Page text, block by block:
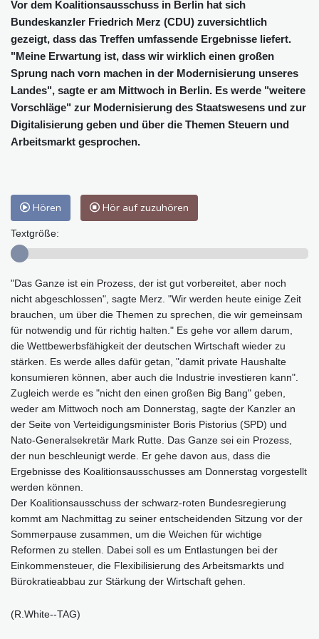
Vor dem Koalitionsausschuss in Berlin hat sich
Bundeskanzler Friedrich Merz (CDU) zuversichtlich
gezeigt, dass das Treffen umfassende Ergebnisse liefert.
"Meine Erwartung ist, dass wir wirklich einen großen
Sprung nach vorn machen in der Modernisierung unseres
Landes", sagte er am Mittwoch in Berlin. Es werde "weitere
Vorschläge" zur Modernisierung des Staatswesens und zur
Digitalisierung geben und über die Themen Steuern und
Arbeitsmarkt gesprochen.
Hören Hör auf zuzuhören
Textgröße:
"Das Ganze ist ein Prozess, der ist gut vorbereitet, aber noch
nicht abgeschlossen", sagte Merz. "Wir werden heute einige Zeit
brauchen, um über die Themen zu sprechen, die wir gemeinsam
für notwendig und für richtig halten." Es gehe vor allem darum,
die Wettbewerbsfähigkeit der deutschen Wirtschaft wieder zu
stärken. Es werde alles dafür getan, "damit private Haushalte
konsumieren können, aber auch die Industrie investieren kann".
Zugleich werde es "nicht den einen großen Big Bang" geben,
weder am Mittwoch noch am Donnerstag, sagte der Kanzler an
der Seite von Verteidigungsminister Boris Pistorius (SPD) und
Nato-Generalsekretär Mark Rutte. Das Ganze sei ein Prozess,
der nun beschleunigt werde. Er gehe davon aus, dass die
Ergebnisse des Koalitionsausschusses am Donnerstag vorgestellt
werden können.
Der Koalitionsausschuss der schwarz-roten Bundesregierung
kommt am Nachmittag zu seiner entscheidenden Sitzung vor der
Sommerpause zusammen, um die Weichen für wichtige
Reformen zu stellen. Dabei soll es um Entlastungen bei der
Einkommensteuer, die Flexibilisierung des Arbeitsmarkts und
Bürokratieabbau zur Stärkung der Wirtschaft gehen.
(R.White--TAG)